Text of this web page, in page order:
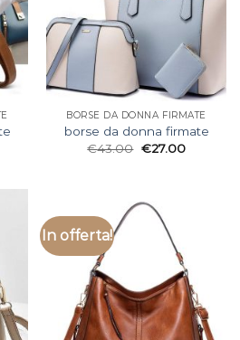
BORSE DA DONNA FIRMATE
borse da donna firmate
€43.00 €27.00
In offerta!